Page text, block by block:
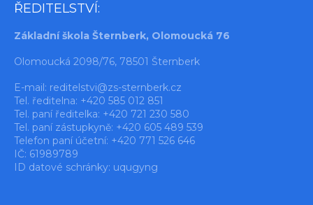
ŘEDITELSTVÍ:
Základní škola Šternberk, Olomoucká 76
Olomoucká 2098/76, 78501 Šternberk
E-mail: reditelstvi@zs-sternberk.cz
Tel. ředitelna: +420 585 012 851
Tel. paní ředitelka: +420 721 230 580
Tel. paní zástupkyně: +420 605 489 539
Telefon paní účetní: +420 771 526 646
IČ: 61989789
ID datové schránky: uqugyng